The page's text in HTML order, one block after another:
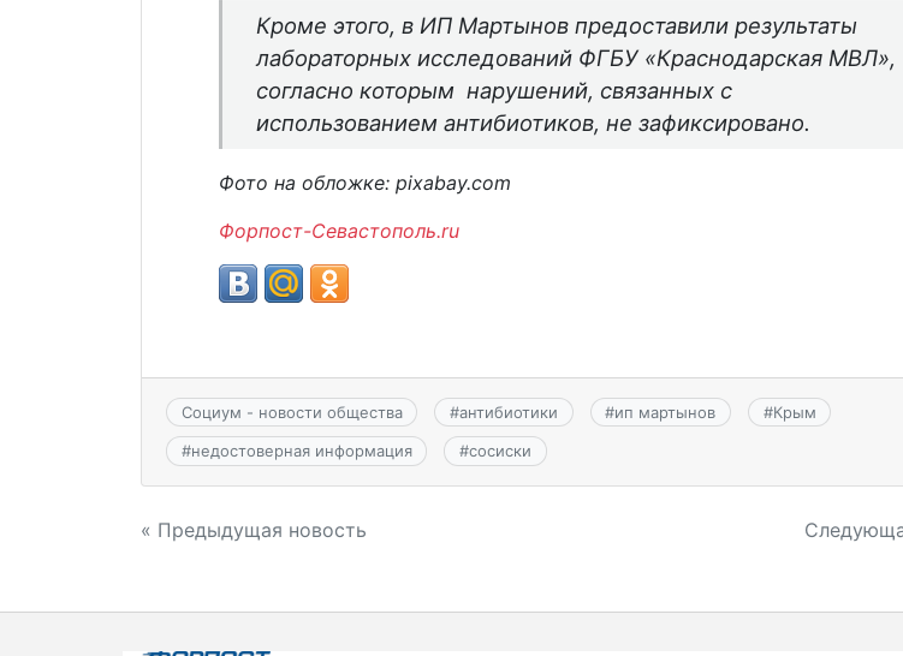
Кроме этого, в ИП Мартынов предоставили результаты
лабораторных исследований ФГБУ «Краснодарская МВЛ»,
согласно которым нарушений, связанных с
использованием антибиотиков, не зафиксировано.
Фото на обложке: pixabay.com
Форпост-Севастополь.ru
Социум - новости общества #антибиотики #ип мартынов #Крым
#недостоверная информация #сосиски
Навигация
записям
« Предыдущая новость